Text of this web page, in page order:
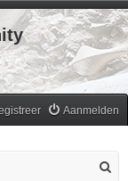
Aanmelden